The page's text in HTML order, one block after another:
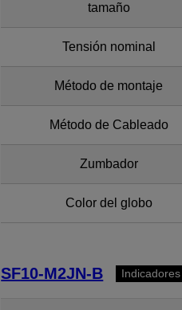
tamaño
Tensión nominal
Método de montaje
Método de Cableado
Zumbador
Color del globo
SF10-M2JN-B